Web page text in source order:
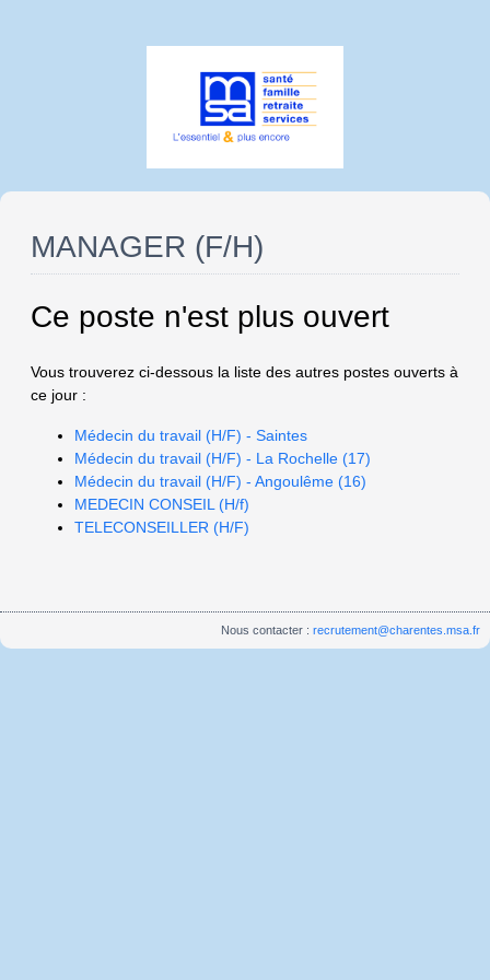
MANAGER (F/H)
Ce poste n'est plus ouvert
Vous trouverez ci-dessous la liste des autres postes ouverts à
ce jour :
Médecin du travail (H/F) - Saintes
Médecin du travail (H/F) - La Rochelle (17)
Médecin du travail (H/F) - Angoulême (16)
MEDECIN CONSEIL (H/f)
TELECONSEILLER (H/F)
Nous contacter :recrutement@charentes.msa.fr